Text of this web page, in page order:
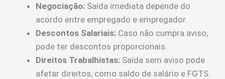
Negociação: Saída imediata depende do
acordo entre empregado e empregador.
Descontos Salariais: Caso não cumpra aviso,
pode ter descontos proporcionais.
Direitos Trabalhistas: Saída sem aviso pode
afetar direitos, como saldo de salário e FGTS.